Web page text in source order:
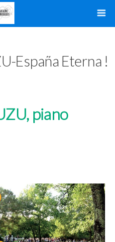
España Eterna !
piano